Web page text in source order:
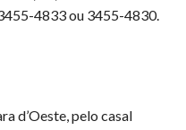
4833 ou 3455-4830.
d’Oeste, pelo casal